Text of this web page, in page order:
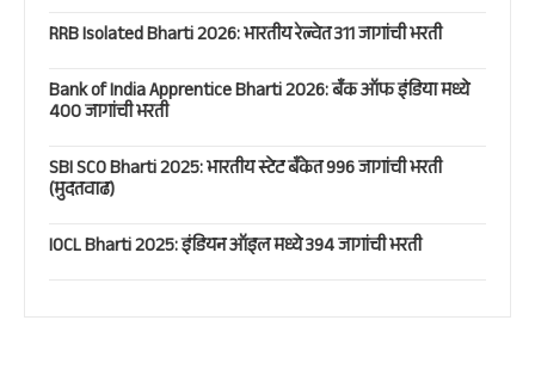
RRB Isolated Bharti 2026: भारतीय रेल्वेत 311 जागांची भरती
Bank of India Apprentice Bharti 2026: बँक ऑफ इंडिया मध्ये
400 जागांची भरती
SBI SCO Bharti 2025: भारतीय स्टेट बँकेत 996 जागांची भरती
(मुदतवाढ)
IOCL Bharti 2025: इंडियन ऑइल मध्ये 394 जागांची भरती